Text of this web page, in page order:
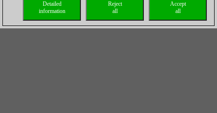
Accept
all
Reject
all
Detailed
information